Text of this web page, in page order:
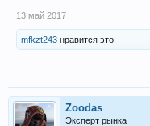
13 май 2017
mfkzt243 нравится это.
Zoodas
Эксперт рынка